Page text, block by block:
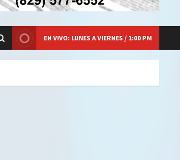
EN VIVO: LUNES A VIERNES / 1:00 PM